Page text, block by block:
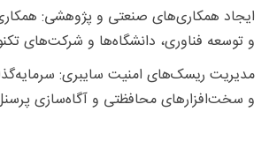
ایجاد همکاری‌های صنعتی و پژوهشی:
و توسعه فناوری، دانشگاه‌ها و شرکت‌های
مدیریت ریسک‌های امنیت سایبری:
و سخت‌افزارهای محافظتی و آگاه‌سازی